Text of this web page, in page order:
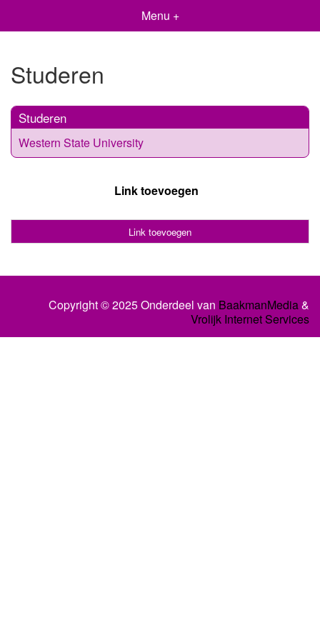
Menu +
Studeren
Studeren
Western State University
Link toevoegen
Link toevoegen
Copyright © 2025 Onderdeel van BaakmanMedia&
Vrolijk Internet Services